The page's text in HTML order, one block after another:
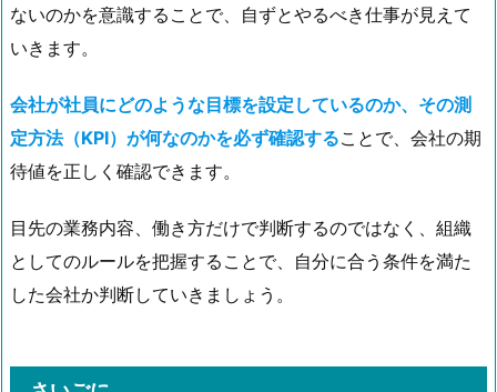
ないのかを意識することで、自ずとやるべき仕事が見えて
いきます。
会社が社員にどのような目標を設定しているのか、その測
定方法（KPI）が何なのかを必ず確認することで、会社の期
待値を正しく確認できます。
目先の業務内容、働き方だけで判断するのではなく、組織
としてのルールを把握することで、自分に合う条件を満た
した会社か判断していきましょう。